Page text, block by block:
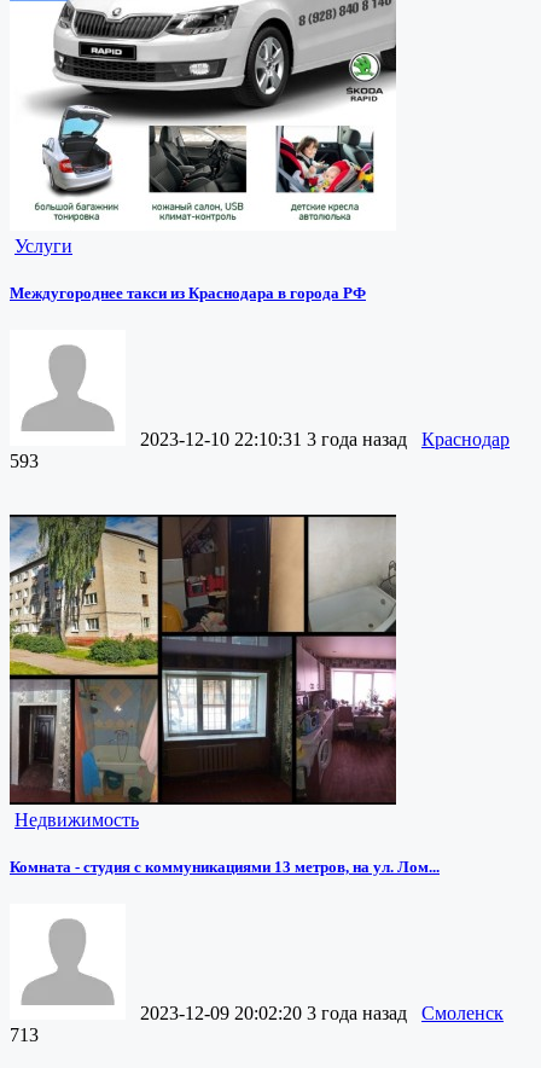
Услуги
Междугороднее такси из Краснодара в города РФ
2023-12-10 22:10:31 3 года назад
Краснодар
593
Недвижимость
Комната - студия с коммуникациями 13 метров, на ул. Лом...
2023-12-09 20:02:20 3 года назад
Смоленск
713